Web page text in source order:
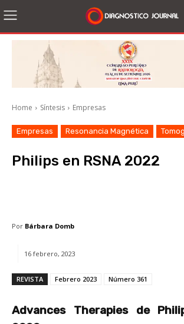
Home Síntesis Empresas
Empresas Resonancia Magnética
Philips en RSNA 2022
Por Bárbara Domb
16 febrero, 2023
REVISTA Febrero 2023 Número 361
Advances Therapies de